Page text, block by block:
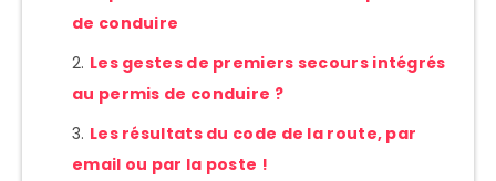
de conduire
Les gestes de premiers secours intégrés
au permis de conduire ?
Les résultats du code de la route, par
email ou par la poste !